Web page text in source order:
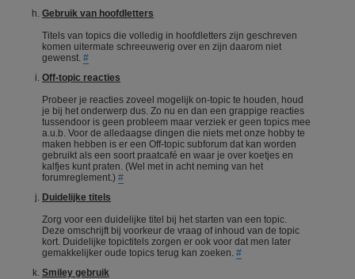
Gebruik van hoofdletters
Titels van topics die volledig in hoofdletters zijn geschreven
komen uitermate schreeuwerig over en zijn daarom niet
gewenst. #
Off-topic reacties
Probeer je reacties zoveel mogelijk on-topic te houden, houd
je bij het onderwerp dus. Zo nu en dan een grappige reacties
tussendoor is geen probleem maar verziek er geen topics mee
a.u.b. Voor de alledaagse dingen die niets met onze hobby te
maken hebben is er een Off-topic subforum dat kan worden
gebruikt als een soort praatcafé en waar je over koetjes en
kalfjes kunt praten. (Wel met in acht neming van het
forumreglement.) #
Duidelijke titels
Zorg voor een duidelijke titel bij het starten van een topic.
Deze omschrijft bij voorkeur de vraag of inhoud van de topic
kort. Duidelijke topictitels zorgen er ook voor dat men later
gemakkelijker oude topics terug kan zoeken. #
Smiley gebruik